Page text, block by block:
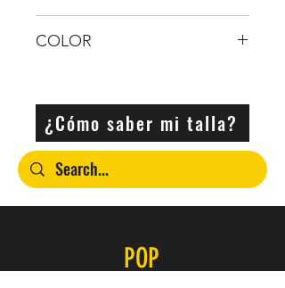
COLOR
¿Cómo saber mi talla?
POP